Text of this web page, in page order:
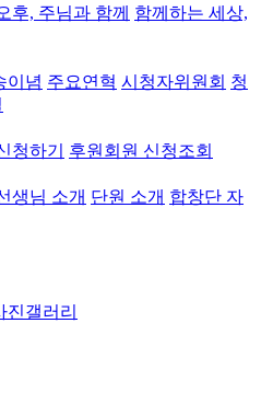
후, 주님과 함께 함께하는 세상,
이념 주요연혁 시청자위원회 청
청하기
후원회원 신청조회
생님 소개 단원 소개 합창단 자
진갤러리